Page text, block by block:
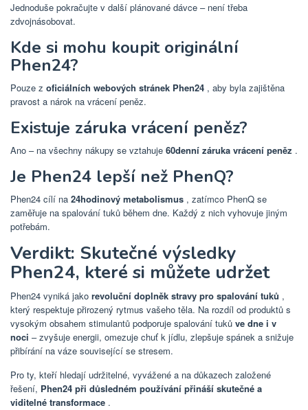
Jednoduše pokračujte v další plánované dávce – není třeba
zdvojnásobovat.
Kde si mohu koupit originální
Phen24?
Pouze z oficiálních webových stránek Phen24 , aby byla zajištěna
pravost a nárok na vrácení peněz.
Existuje záruka vrácení peněz?
Ano – na všechny nákupy se vztahuje 60denní záruka vrácení peněz .
Je Phen24 lepší než PhenQ?
Phen24 cílí na 24hodinový metabolismus , zatímco PhenQ se
zaměřuje na spalování tuků během dne. Každý z nich vyhovuje jiným
potřebám.
Verdikt: Skutečné výsledky
Phen24, které si můžete udržet
Phen24 vyniká jako revoluční doplněk stravy pro spalování tuků ,
který respektuje přirozený rytmus vašeho těla. Na rozdíl od produktů s
vysokým obsahem stimulantů podporuje spalování tuků ve dne i v
noci – zvyšuje energii, omezuje chuť k jídlu, zlepšuje spánek a snižuje
přibírání na váze související se stresem.
Pro ty, kteří hledají udržitelné, vyvážené a na důkazech založené
řešení, Phen24 při důsledném používání přináší skutečné a
viditelné transformace .